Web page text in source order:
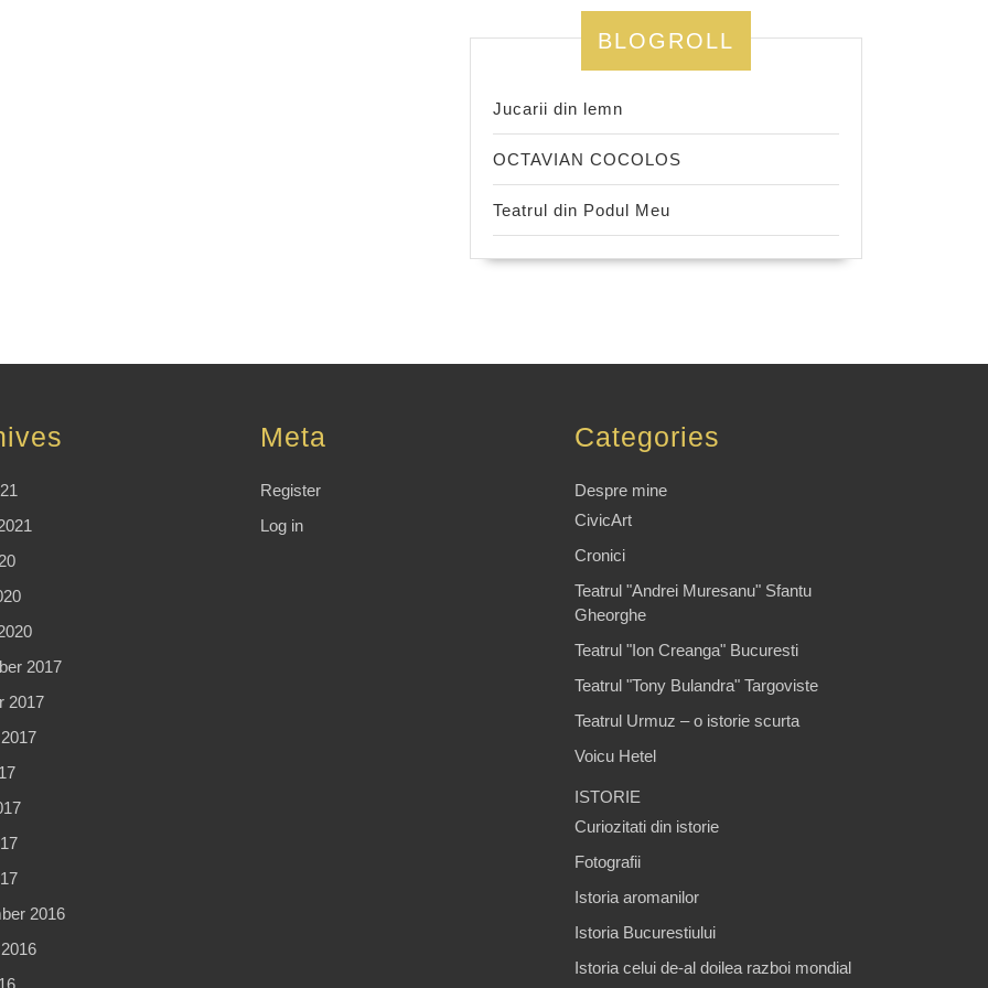
BLOGROLL
Jucarii din lemn
OCTAVIAN COCOLOS
Teatrul din Podul Meu
2017
2017
2016
Meta
Register
Log in
Categories
Despre mine
CivicArt
Cronici
Teatrul "Andrei Muresanu" Sfantu
Gheorghe
Teatrul "Ion Creanga" Bucuresti
Teatrul "Tony Bulandra" Targoviste
Teatrul Urmuz – o istorie scurta
Voicu Hetel
ISTORIE
Curiozitati din istorie
Fotografii
Istoria aromanilor
Istoria Bucurestiului
Istoria celui de-al doilea razboi mondial